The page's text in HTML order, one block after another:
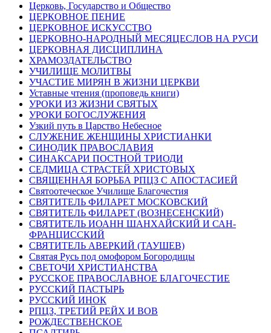
Церковь, Государство и Общество
ЦЕРКОВНОЕ ПЕНИЕ
ЦЕРКОВНОЕ ИСКУССТВО
ЦЕРКОВНО-НАРОДНЫЙ МЕСЯЦЕСЛОВ НА РУСИ
ЦЕРКОВНАЯ ДИСЦИПЛИНА
ХРАМОЗДАТЕЛЬСТВО
УЧИЛИЩЕ МОЛИТВЫ
УЧАСТИЕ МИРЯН В ЖИЗНИ ЦЕРКВИ
Уставные чтения (проповедь книги)
УРОКИ ИЗ ЖИЗНИ СВЯТЫХ
УРОКИ БОГОСЛУЖЕНИЯ
Узкий путь в Царство Небесное
СЛУЖЕНИЕ ЖЕНЩИНЫ ХРИСТИАНКИ
СИНОДИК ПРАВОСЛАВИЯ
СИНАКСАРИ ПОСТНОЙ ТРИОДИ
СЕДМИЦА СТРАСТЕЙ ХРИСТОВЫХ
СВЯЩЕННАЯ БОРЬБА РПЦЗ С АПОСТАСИЕЙ
Святоотеческое Училище Благочестия
СВЯТИТЕЛЬ ФИЛАРЕТ МОСКОВСКИЙ
СВЯТИТЕЛЬ ФИЛАРЕТ (ВОЗНЕСЕНСКИЙ)
СВЯТИТЕЛЬ ИОАНН ШАНХАЙСКИЙ И САН-
ФРАНЦИССКИЙ
СВЯТИТЕЛЬ АВЕРКИЙ (ТАУШЕВ)
Святая Русь под омофором Богородицы
СВЕТОЧИ ХРИСТИАНСТВА
РУССКОЕ ПРАВОСЛАВНОЕ БЛАГОЧЕСТИЕ
РУССКИЙ ПАСТЫРЬ
РУССКИЙ ИНОК
РПЦЗ, ТРЕТИЙ РЕЙХ И ВОВ
РОЖДЕСТВЕНСКОЕ